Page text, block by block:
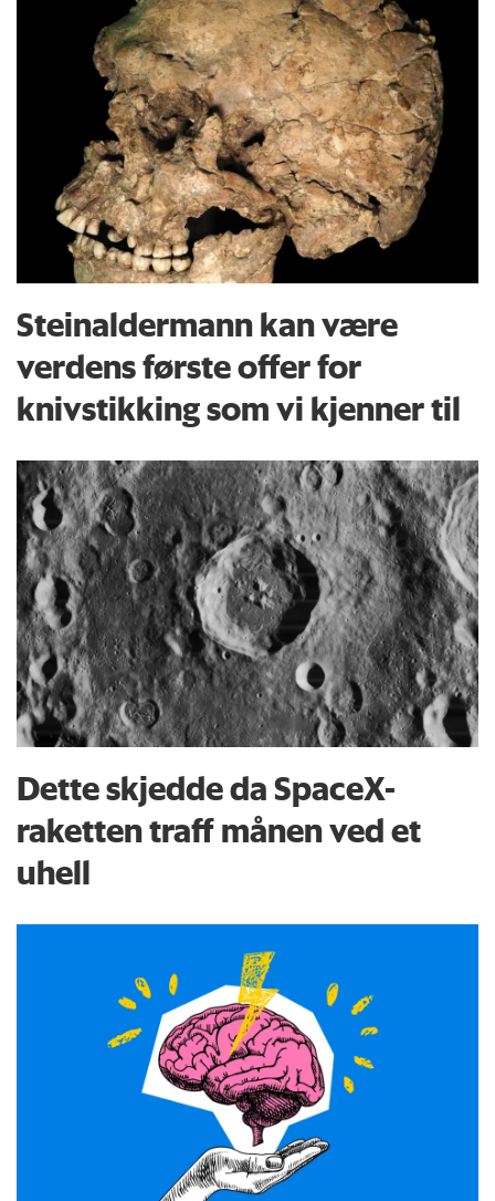
Steinaldermann kan være
verdens første offer for
knivstikking som vi kjenner til
Dette skjedde da SpaceX-
raketten traff månen ved et
uhell